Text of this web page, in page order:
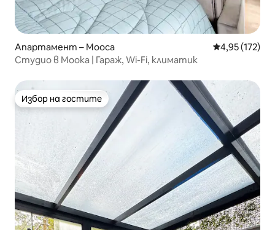
Апартамент – Mooca Средна
4,95 (172)
Студио в Моока | Гараж, Wi-Fi, климатик
Избор на гостите
Избор на гостите